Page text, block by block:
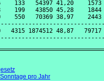
133   54397 41,20
199   43850 45,28
550   70369 38,97
4315 1874512 48,87
pro Jahr